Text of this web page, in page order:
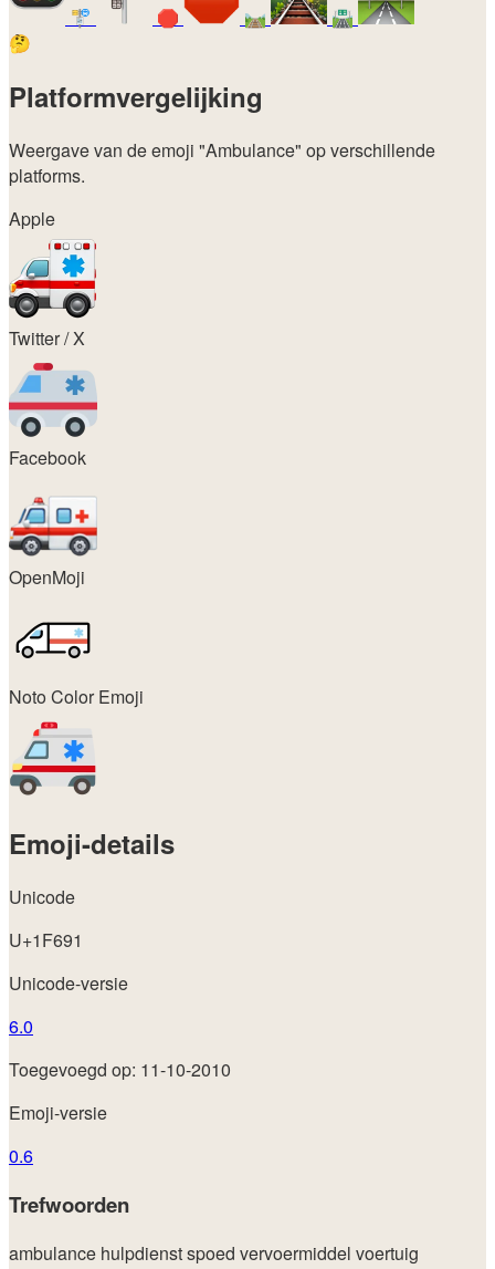
🚏 🛑 🛤️
🛣️
🤔
Platformvergelijking
Weergave van de emoji "Ambulance" op verschillende
platforms.
Apple
Twitter / X
Facebook
OpenMoji
Noto Color Emoji
Emoji-details
Unicode
U+1F691
Unicode-versie
6.0
Toegevoegd op: 11-10-2010
Emoji-versie
0.6
Trefwoorden
ambulance hulpdienstspoed vervoermiddel voertuig